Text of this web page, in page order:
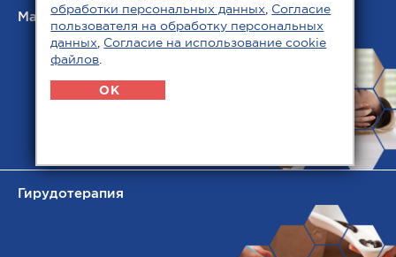
Мануальная терапия
Гирудотерапия
обработки персональных данных Согласие
пользователя на обработку персональных
данных Согласие на использование cookie
файлов
OK